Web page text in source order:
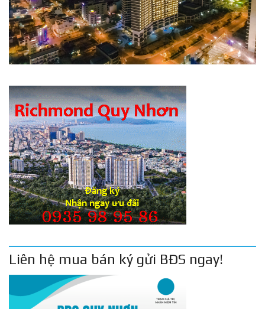
Liên hệ mua bán ký gửi BĐS ngay!